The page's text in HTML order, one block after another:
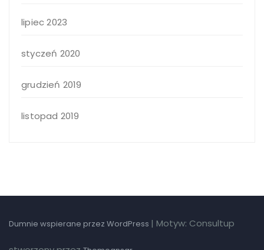
lipiec 2023
styczeń 2020
grudzień 2019
listopad 2019
Dumnie wspierane przez WordPress | Motyw: Consultup